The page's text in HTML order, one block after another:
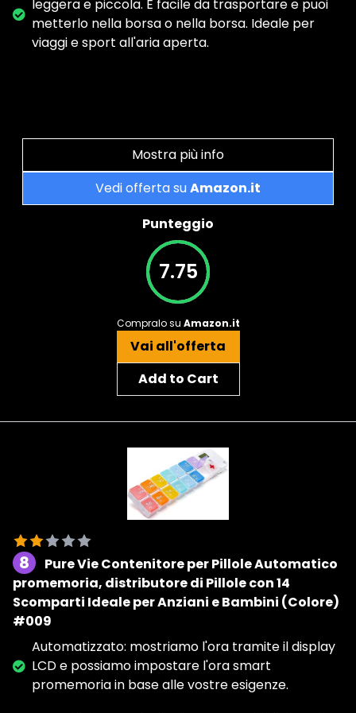
leggera e piccola. È facile da trasportare e puoi
metterlo nella borsa o nella borsa. Ideale per
viaggi e sport all'aria aperta.
Mostra più info
Vedi offerta suAmazon.it
Punteggio
7.75
Compralo su Amazon.it
Vai all'offerta
Add to Cart
8
Pure Vie Contenitore per Pillole Automatico
promemoria, distributore di Pillole con 14
Scomparti Ideale per Anziani e Bambini (Colore)
#009
Automatizzato: mostriamo l'ora tramite il display
LCD e possiamo impostare l'ora smart
promemoria in base alle vostre esigenze.